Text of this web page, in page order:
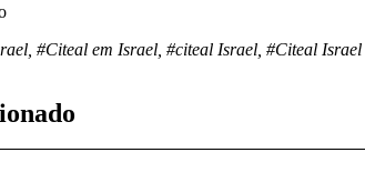
#Citeal em Israel, #citeal Israel, #Citeal Israel